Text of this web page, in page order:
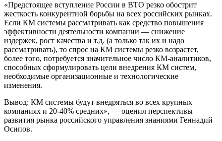
«Предстоящее вступление России в ВТО резко обострит
жесткость конкурентной борьбы на всех российских рынках.
Если КМ системы рассматривать как средство повышения
эффективности деятельности компании — снижение
издержек, рост качества и т.д. (а только так их и надо
рассматривать), то спрос на КМ системы резко возрастет,
более того, потребуется значительное число КМ-аналитиков,
способных сформулировать цели внедрения КМ систем,
необходимые организационные и технологические
изменения.
Вывод: КМ системы будут внедряться во всех крупных
компаниях и 20-40% средних», — оценил перспективы
развития рынка российского управления знаниями Геннадий
Осипов.